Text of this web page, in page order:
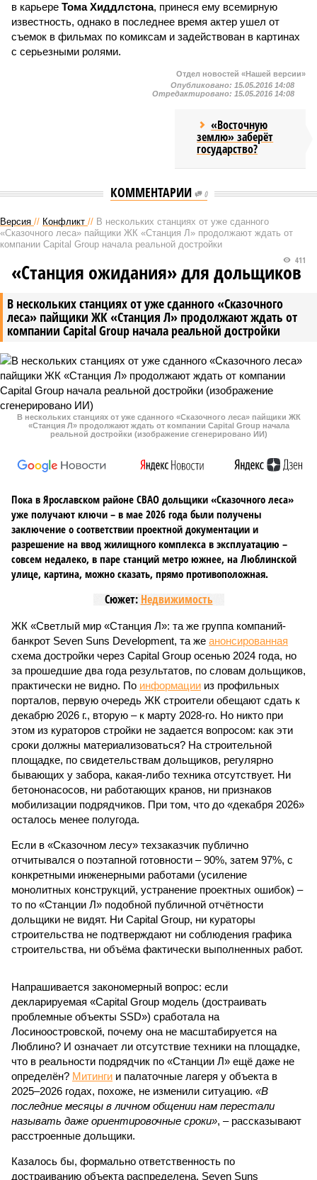
в карьере Тома Хиддлстона, принеся ему всемирную
известность, однако в последнее время актер ушел от
съемок в фильмах по комиксам и задействован в картинах
с серьезными ролями.
Отдел новостей «Нашей версии»
Опубликовано: 15.05.2016 14:08
Отредактировано: 15.05.2016 14:08
«Восточную
землю» заберёт
государство?
КОММЕНТАРИИ 0
Версия // Конфликт // В нескольких станциях от уже сданного
«Сказочного леса» пайщики ЖК «Станция Л» продолжают ждать от
компании Capital Group начала реальной достройки
В нескольких станциях от уже сданного «Сказочного
леса» пайщики ЖК «Станция Л» продолжают ждать от
компании Capital Group начала реальной достройки
411
«Станция ожидания» для дольщиков
В нескольких станциях от уже сданного «Сказочного леса» пайщики ЖК
«Станция Л» продолжают ждать от компании Capital Group начала
реальной достройки (изображение сгенерировано ИИ)
Пока в Ярославском районе СВАО дольщики «Сказочного леса»
уже получают ключи – в мае 2026 года были получены
заключение о соответствии проектной документации и
разрешение на ввод жилищного комплекса в эксплуатацию –
совсем недалеко, в паре станций метро южнее, на Люблинской
улице, картина, можно сказать, прямо противоположная.
Сюжет: Недвижимость
ЖК «Светлый мир «Станция Л»: та же группа компаний-
банкрот Seven Suns Development, та же анонсированная
схема достройки через Capital Group осенью 2024 года, но
за прошедшие два года результатов, по словам дольщиков,
практически не видно. По информации из профильных
порталов, первую очередь ЖК строители обещают сдать к
декабрю 2026 г., вторую – к марту 2028-го. Но никто при
этом из кураторов стройки не задается вопросом: как эти
сроки должны материализоваться? На строительной
площадке, по свидетельствам дольщиков, регулярно
бывающих у забора, какая-либо техника отсутствует. Ни
бетононасосов, ни работающих кранов, ни признаков
мобилизации подрядчиков. При том, что до «декабря 2026»
осталось менее полугода.
Если в «Сказочном лесу» техзаказчик публично
отчитывался о поэтапной готовности – 90%, затем 97%, с
конкретными инженерными работами (усиление
монолитных конструкций, устранение проектных ошибок) –
то по «Станции Л» подобной публичной отчётности
дольщики не видят. Ни Capital Group, ни кураторы
строительства не подтверждают ни соблюдения графика
строительства, ни объёма фактически выполненных работ.
Напрашивается закономерный вопрос: если
декларируемая «Capital Group модель (достраивать
проблемные объекты SSD») сработала на
Лосиноостровской, почему она не масштабируется на
Люблино? И означает ли отсутствие техники на площадке,
что в реальности подрядчик по «Станции Л» ещё даже не
определён? Митинги и палаточные лагеря у объекта в
2025–2026 годах, похоже, не изменили ситуацию. «В
последние месяцы в личном общении нам перестали
называть даже ориентировочные сроки», – рассказывают
расстроенные дольщики.
Казалось бы, формально ответственность по
достраиванию объекта распределена. Seven Suns